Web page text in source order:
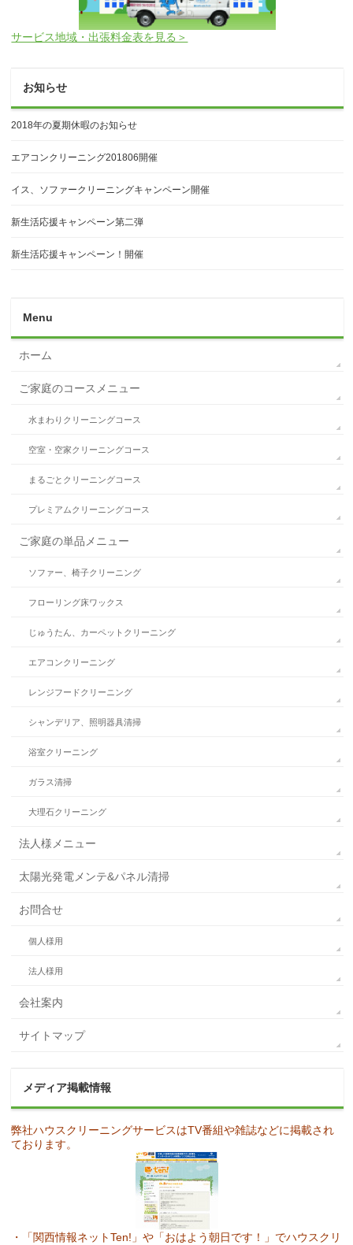
サービス地域・出張料金表を見る＞
お知らせ
2018年の夏期休暇のお知らせ
エアコンクリーニング201806開催
イス、ソファークリーニングキャンペーン開催
新生活応援キャンペーン第二弾
新生活応援キャンペーン！開催
Menu
ホーム
ご家庭のコースメニュー
水まわりクリーニングコース
空室・空家クリーニングコース
まるごとクリーニングコース
プレミアムクリーニングコース
ご家庭の単品メニュー
ソファー、椅子クリーニング
フローリング床ワックス
じゅうたん、カーペットクリーニング
エアコンクリーニング
レンジフードクリーニング
シャンデリア、照明器具清掃
浴室クリーニング
ガラス清掃
大理石クリーニング
法人様メニュー
太陽光発電メンテ&パネル清掃
お問合せ
個人様用
法人様用
会社案内
サイトマップ
メディア掲載情報
弊社ハウスクリーニングサービスはTV番組や雑誌などに掲載され
ております。
・「関西情報ネットTen!」や「おはよう朝日です！」でハウスクリ